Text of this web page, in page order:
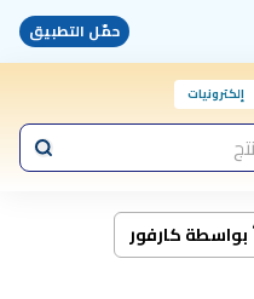
حمّل التطبيق
إلكترونيات
بواسطة كارفور